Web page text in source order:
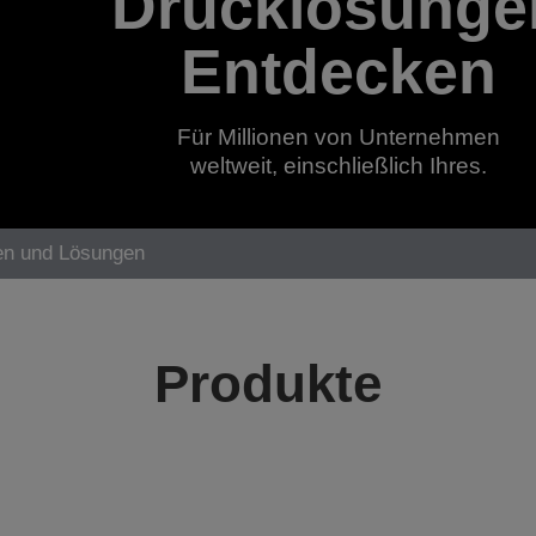
Entdecken
Für Millionen von Unternehmen
weltweit, einschließlich Ihres.
und Lösungen
Produkte